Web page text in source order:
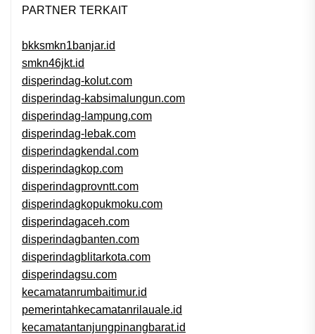
PARTNER TERKAIT
bkksmkn1banjar.id
smkn46jkt.id
disperindag-kolut.com
disperindag-kabsimalungun.com
disperindag-lampung.com
disperindag-lebak.com
disperindagkendal.com
disperindagkop.com
disperindagprovntt.com
disperindagkopukmoku.com
disperindagaceh.com
disperindagbanten.com
disperindagblitarkota.com
disperindagsu.com
kecamatanrumbaitimur.id
pemerintahkecamatanrilauale.id
kecamatantanjungpinangbarat.id